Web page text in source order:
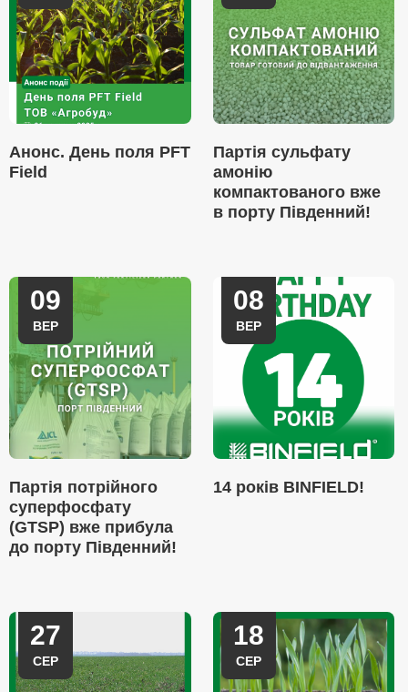
Анонс. День поля PFT
Field
Партія сульфату
амонію
компактованого вже
в порту Південний!
09
ВЕР
Партія потрійного
суперфосфату
(GTSP) вже прибула
до порту Південний!
08
ВЕР
14 років BINFIELD!
27
СЕР
18
СЕР